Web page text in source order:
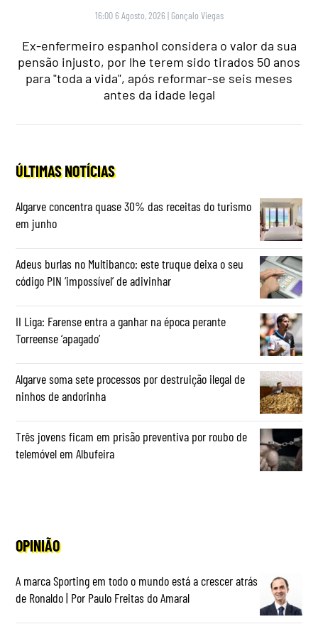
16:00 6 Agosto, 2026 | Gonçalo Viegas
Ex-enfermeiro espanhol considera o valor da sua
pensão injusto, por lhe terem sido tirados 50 anos
para "toda a vida", após reformar-se seis meses
antes da idade legal
ÚLTIMAS NOTÍCIAS
Algarve concentra quase 30% das receitas do turismo
em junho
Adeus burlas no Multibanco: este truque deixa o seu
código PIN ‘impossível’ de adivinhar
II Liga: Farense entra a ganhar na época perante
Torreense ‘apagado’
Algarve soma sete processos por destruição ilegal de
ninhos de andorinha
Três jovens ficam em prisão preventiva por roubo de
telemóvel em Albufeira
OPINIÃO
A marca Sporting em todo o mundo está a crescer atrás
de Ronaldo | Por Paulo Freitas do Amaral